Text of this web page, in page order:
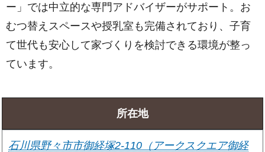
ー」では中立的な専門アドバイザーがサポート。お
むつ替えスペースや授乳室も完備されており、子育
て世代も安心して家づくりを検討できる環境が整っ
ています。
所在地
石川県野々市市御経塚2-110（アークスクエア御経